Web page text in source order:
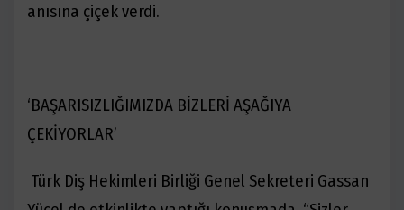
anısına çiçek verdi.
‘BAŞARISIZLIĞIMIZDA BİZLERİ AŞAĞIYA
ÇEKİYORLAR’
Türk Diş Hekimleri Birliği Genel Sekreteri Gassan